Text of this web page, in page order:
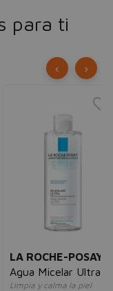
para ti
POSAY
Ultra
calma la piel
‹ ›